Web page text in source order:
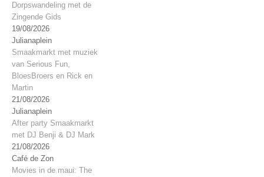
Dorpswandeling met de
Zingende Gids
19/08/2026
Julianaplein
Smaakmarkt met muziek
van Serious Fun,
BloesBroers en Rick en
Martin
21/08/2026
Julianaplein
After party Smaakmarkt
met DJ Benji & DJ Mark
21/08/2026
Café de Zon
Movies in de maui: The